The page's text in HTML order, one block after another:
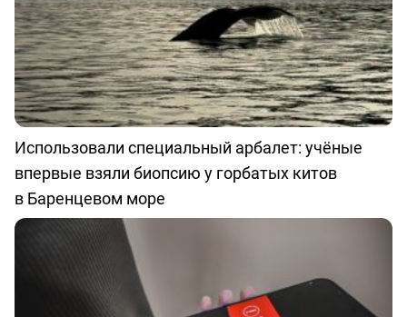
Использовали специальный арбалет: учёные
впервые взяли биопсию у горбатых китов
в Баренцевом море